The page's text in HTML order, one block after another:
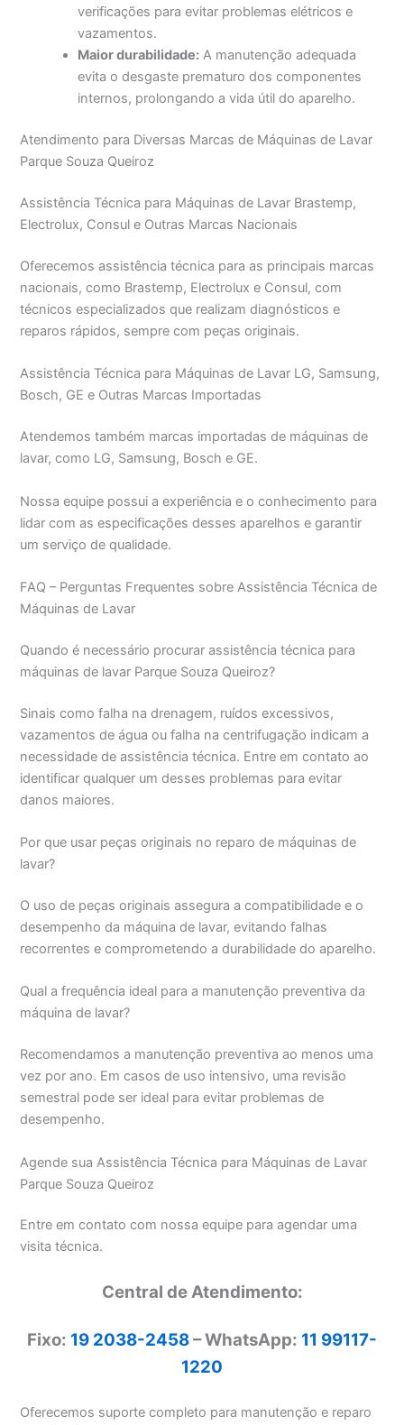
verificações para evitar problemas elétricos e
vazamentos.
Maior durabilidade: A manutenção adequada
evita o desgaste prematuro dos componentes
internos, prolongando a vida útil do aparelho.
Atendimento para Diversas Marcas de Máquinas de Lavar
Parque Souza Queiroz
Assistência Técnica para Máquinas de Lavar Brastemp,
Electrolux, Consul e Outras Marcas Nacionais
Oferecemos assistência técnica para as principais marcas
nacionais, como Brastemp, Electrolux e Consul, com
técnicos especializados que realizam diagnósticos e
reparos rápidos, sempre com peças originais.
Assistência Técnica para Máquinas de Lavar LG, Samsung,
Bosch, GE e Outras Marcas Importadas
Atendemos também marcas importadas de máquinas de
lavar, como LG, Samsung, Bosch e GE.
Nossa equipe possui a experiência e o conhecimento para
lidar com as especificações desses aparelhos e garantir
um serviço de qualidade.
FAQ – Perguntas Frequentes sobre Assistência Técnica de
Máquinas de Lavar
Quando é necessário procurar assistência técnica para
máquinas de lavar Parque Souza Queiroz?
Sinais como falha na drenagem, ruídos excessivos,
vazamentos de água ou falha na centrifugação indicam a
necessidade de assistência técnica. Entre em contato ao
identificar qualquer um desses problemas para evitar
danos maiores.
Por que usar peças originais no reparo de máquinas de
lavar?
O uso de peças originais assegura a compatibilidade e o
desempenho da máquina de lavar, evitando falhas
recorrentes e comprometendo a durabilidade do aparelho.
Qual a frequência ideal para a manutenção preventiva da
máquina de lavar?
Recomendamos a manutenção preventiva ao menos uma
vez por ano. Em casos de uso intensivo, uma revisão
semestral pode ser ideal para evitar problemas de
desempenho.
Agende sua Assistência Técnica para Máquinas de Lavar
Parque Souza Queiroz
Entre em contato com nossa equipe para agendar uma
visita técnica.
Central de Atendimento:
Fixo: 19 2038-2458– WhatsApp: 11 99117-
1220
Oferecemos suporte completo para manutenção e reparo